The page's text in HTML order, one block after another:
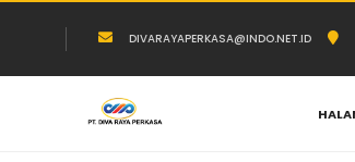
DIVARAYAPERKASA@INDO.NET.ID